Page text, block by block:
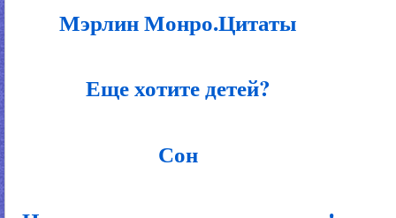
Мэрлин Монро.Цитаты
Еще хотите детей?
Сон